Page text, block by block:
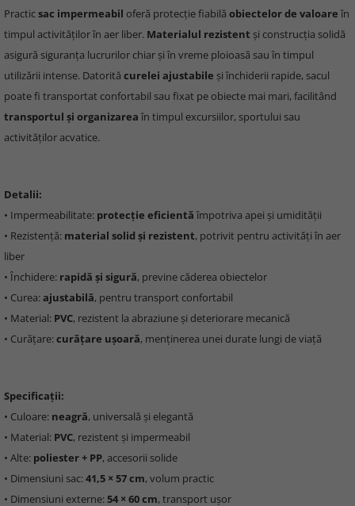
Practicsac impermeabil oferă protecție fiabilă obiectelor de valoare în
timpul activităților în aer liber. Materialul rezistent și construcția solidă
asigură siguranța lucrurilor chiar și în vreme ploioasă sau în timpul
utilizării intense. Datorită curelei ajustabile și închiderii rapide, sacul
poate fi transportat confortabil sau fixat pe obiecte mai mari, facilitând
transportul și organizarea în timpul excursiilor, sportului sau
activităților acvatice.
Detalii:
• Impermeabilitate: protecție eficientă împotriva apei și umidității
• Rezistență: material solid și rezistent, potrivit pentru activități în aer
liber
• Închidere: rapidă și sigură, previne căderea obiectelor
• Curea:ajustabilă, pentru transport confortabil
• Material: PVC, rezistent la abraziune și deteriorare mecanică
• Curățare:curățare ușoară, menținerea unei durate lungi de viață
Specificații:
• Culoare: neagră, universală și elegantă
• Material: PVC, rezistent și impermeabil
• Alte: poliester + PP, accesorii solide
• Dimensiuni sac:41,5 × 57 cm, volum practic
• Dimensiuni externe:54 × 60 cm, transport ușor